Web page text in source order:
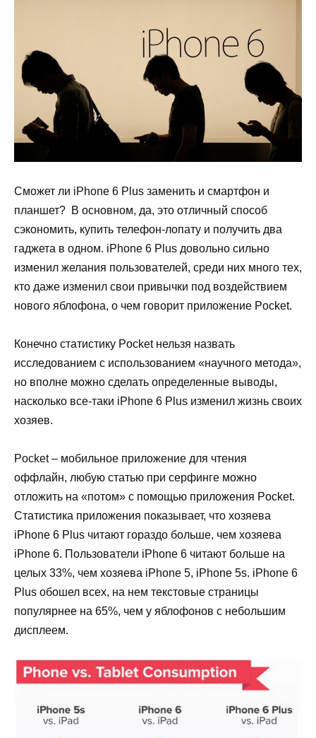
Сможет ли iPhone 6 Plus заменить и смартфон и
планшет? В основном, да, это отличный способ
сэкономить, купить телефон-лопату и получить два
гаджета в одном. iPhone 6 Plus довольно сильно
изменил желания пользователей, среди них много тех,
кто даже изменил свои привычки под воздействием
нового яблофона, о чем говорит приложение Pocket.
Конечно статистику Pocket нельзя назвать
исследованием с использованием «научного метода»,
но вполне можно сделать определенные выводы,
насколько все-таки iPhone 6 Plus изменил жизнь своих
хозяев.
Pocket – мобильное приложение для чтения
оффлайн, любую статью при серфинге можно
отложить на «потом» с помощью приложения Pocket.
Статистика приложения показывает, что хозяева
iPhone 6 Plus читают гораздо больше, чем хозяева
iPhone 6. Пользователи iPhone 6 читают больше на
целых 33%, чем хозяева iPhone 5, iPhone 5s. iPhone 6
Plus обошел всех, на нем текстовые страницы
популярнее на 65%, чем у яблофонов с небольшим
дисплеем.